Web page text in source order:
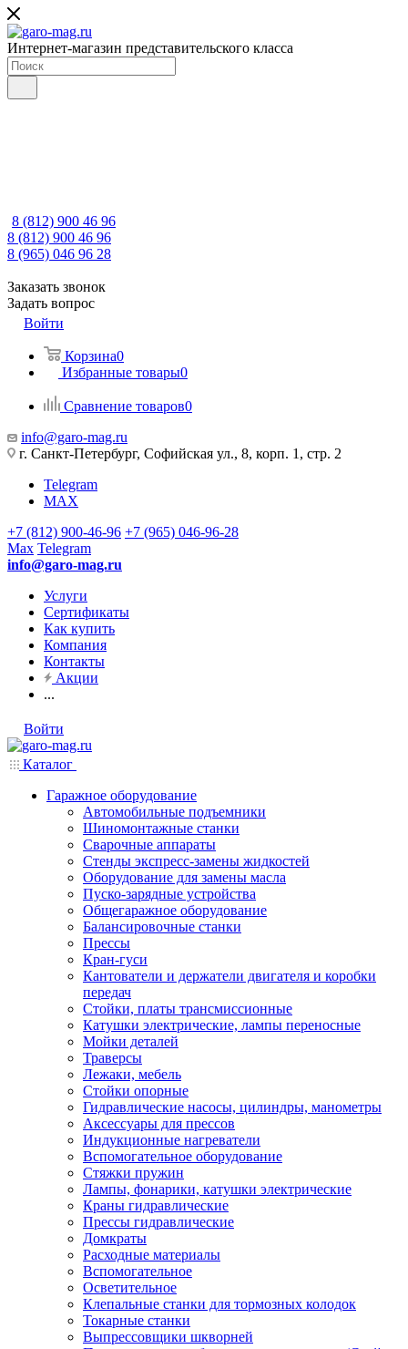
Интернет-магазин представительского класса
8 (812) 900 46 96
8 (812) 900 46 96
8 (965) 046 96 28
Заказать звонок
Задать вопрос
Войти
Корзина0
Избранные товары0
Сравнение товаров0
info@garo-mag.ru
г. Санкт-Петербург, Софийская ул., 8, корп. 1, стр. 2
Telegram
MAX
+7 (812) 900-46-96 +7 (965) 046-96-28
Max Telegram
info@garo-mag.ru
Услуги
Сертификаты
Как купить
Компания
Контакты
Акции
...
Войти
Каталог
Гаражное оборудование
Автомобильные подъемники
Шиномонтажные станки
Сварочные аппараты
Стенды экспресс-замены жидкостей
Оборудование для замены масла
Пуско-зарядные устройства
Общегаражное оборудование
Балансировочные станки
Прессы
Кран-гуси
Кантователи и держатели двигателя и коробки
передач
Стойки, платы трансмиссионные
Катушки электрические, лампы переносные
Мойки деталей
Траверсы
Лежаки, мебель
Стойки опорные
Гидравлические насосы, цилиндры, манометры
Аксессуары для прессов
Индукционные нагреватели
Вспомогательное оборудование
Стяжки пружин
Лампы, фонарики, катушки электрические
Краны гидравлические
Прессы гидравлические
Домкраты
Расходные материалы
Вспомогательное
Осветительное
Клепальные станки для тормозных колодок
Токарные станки
Выпрессовщики шкворней